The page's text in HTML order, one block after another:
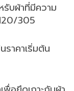
รับผ้าที่มีความ
305
ราคาเริ่มต้น